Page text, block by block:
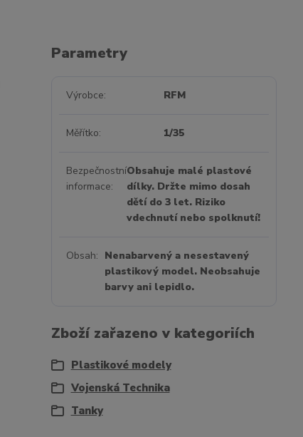
Parametry
Výrobce RFM
Měřítko 1/35
Bezpečnostní
informace
Obsahuje malé plastové
dílky. Držte mimo dosah
dětí do 3 let. Riziko
vdechnutí nebo spolknutí!
Obsah
Nenabarvený a nesestavený
plastikový model. Neobsahuje
barvy ani lepidlo.
Zboží zařazeno v kategoriích
Plastikové modely
Vojenská Technika
Tanky